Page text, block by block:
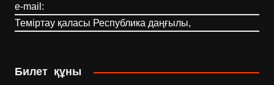
e-mail:
Теміртау қаласы Республика даңғылы,
Билет құны